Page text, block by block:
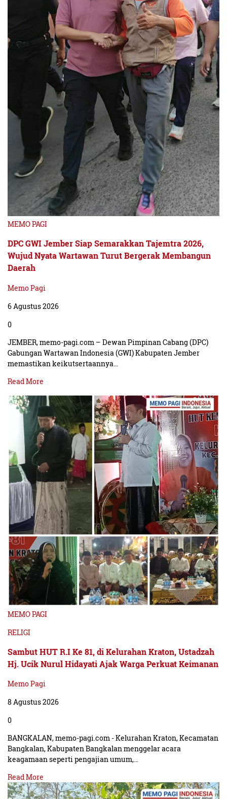
MEMO PAGI
DPC GWI Jember Siap Semarakkan Tajemtra 2026,
Wujud Nyata Wartawan Turut Bergerak Membangun
Daerah
Memo Pagi
6 Agustus 2026
0
JEMBER, memo-pagi.com – Dewan Pimpinan Cabang (DPC)
Gabungan Wartawan Indonesia (GWI) Kabupaten Jember
memastikan keikutsertaannya…
Read More
MEMO PAGI
RELIGI
Sambut HUT R.I Ke 81, di Kelurahan Kraton, Ustadzah
Hj. Ucik Nurul Hidayati Ajak Warga Perkuat Keimanan
Memo Pagi
8 Agustus 2026
0
BANGKALAN, memo-pagi.com - Kelurahan Kraton, Kecamatan
Bangkalan, Kabupaten Bangkalan menggelar acara
keagamaan seperti pengajian umum,…
Read More